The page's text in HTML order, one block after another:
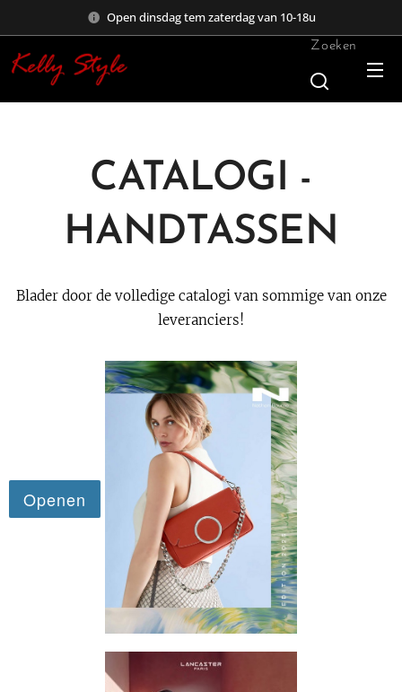
Open dinsdag tem zaterdag van 10-18u
Zoeken
CATALOGI -
HANDTASSEN
Blader door de volledige catalogi van sommige van onze
leveranciers!